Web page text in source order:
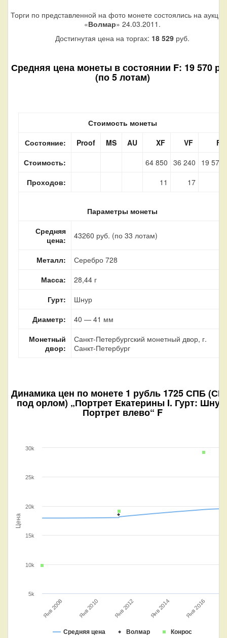
Торги по представленной на фото монете состоялись на
«Волмар» 24.03.2011.
Достигнутая цена на торгах: 18 529 руб.
Средняя цена монеты в состоянии F: 19 570
(по 5 лотам)
Стоимость монеты
Состояние:
Proof MS AU XF VF
F
Стоимость:
64 850 36 240
19 570
Проходов:
11 17
Параметры монеты
Средняя
цена:
43260 руб. (по 33 лотам)
Металл:
Серебро 728
Масса:
28,44 г
Гурт:
Шнур
Диаметр:
40 — 41 мм
Монетный
двор:
Санкт-Петербургский монетный двор, г.
Санкт-Петербург
Динамика цен по монете 1 рубль 1725 СПБ
под орлом) „Портрет Екатерины I. Гурт:
Портрет влево“ F
Цена
Средняя цена Волмар Конрос
Янв 2008 Янв 2010 Янв 2012 Янв 2014 Янв 2016
5k
10k
15k
20k
25k
30k